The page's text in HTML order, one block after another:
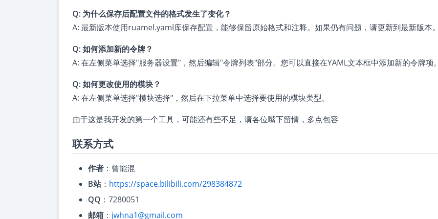
Q: 为什么保存后配置文件的格式发生了变化？
A: 最新版本使用ruamel.yaml库保存配置，能够保留原始格式和注释。如果仍有问题，请更新到最新版本
Q: 如何添加新的令牌？
A: 在左侧菜单选择"服务器设置"，然后编辑"令牌列表"部分。您可以直接在YAML文本框中添加新的令牌项
Q: 如何更改使用的模块？
A: 在左侧菜单选择"模块选择"，然后在下拉菜单中选择要使用的模块类型。
由于这是我开发的第一个工具，可能还有些不足，请各位嘴下留情，多点包容
联系方式
作者 ：曾能混
B站： https://space.bilibili.com/298384872
QQ ：7280051
邮箱 ： jwhna1@gmail.com